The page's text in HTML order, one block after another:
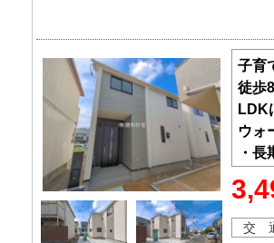
子育
徒歩
LDK
ウォ
・
・住
交